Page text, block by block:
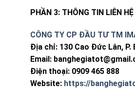
PHẦN 3: THÔNG TIN LIÊN HỆ
CÔNG TY CP ĐẦU TƯ TM
Địa chỉ: 130 Cao Đức Lân, P.
Email:
Điện thoại: 0909 465 888
Website: https://